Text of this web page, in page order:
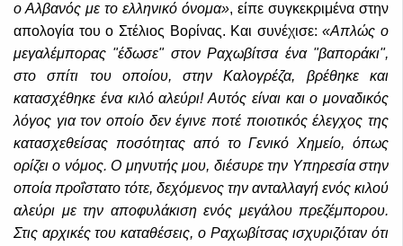
ο Αλβανός με το ελληνικό όνομα», είπε συγκεκριμένα στην
απολογία του ο Στέλιος Βορίνας. Και συνέχισε:«Απλώς ο
μεγαλέμπορας "έδωσε" στον Ραχωβίτσα ένα "βαποράκι",
στο σπίτι του οποίου, στην Καλογρέζα, βρέθηκε και
κατασχέθηκε ένα κιλό αλεύρι! Αυτός είναι και ο μοναδικός
λόγος για τον οποίο δεν έγινε ποτέ ποιοτικός έλεγχος της
κατασχεθείσας ποσότητας από το Γενικό Χημείο, όπως
ορίζει ο νόμος. Ο μηνυτής μου, διέσυρε την Υπηρεσία στην
οποία προΐστατο τότε, δεχόμενος την ανταλλαγή ενός κιλού
αλεύρι με την αποφυλάκιση ενός μεγάλου πρεζέμπορου.
Στις αρχικές του καταθέσεις, ο Ραχωβίτσας ισχυριζόταν ότι